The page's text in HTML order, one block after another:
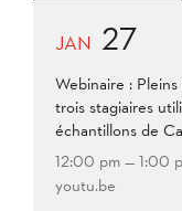
JAN 27
Webinaire :
trois stagiaires
échantillons de
12:00 pm — 1:00
youtu.be